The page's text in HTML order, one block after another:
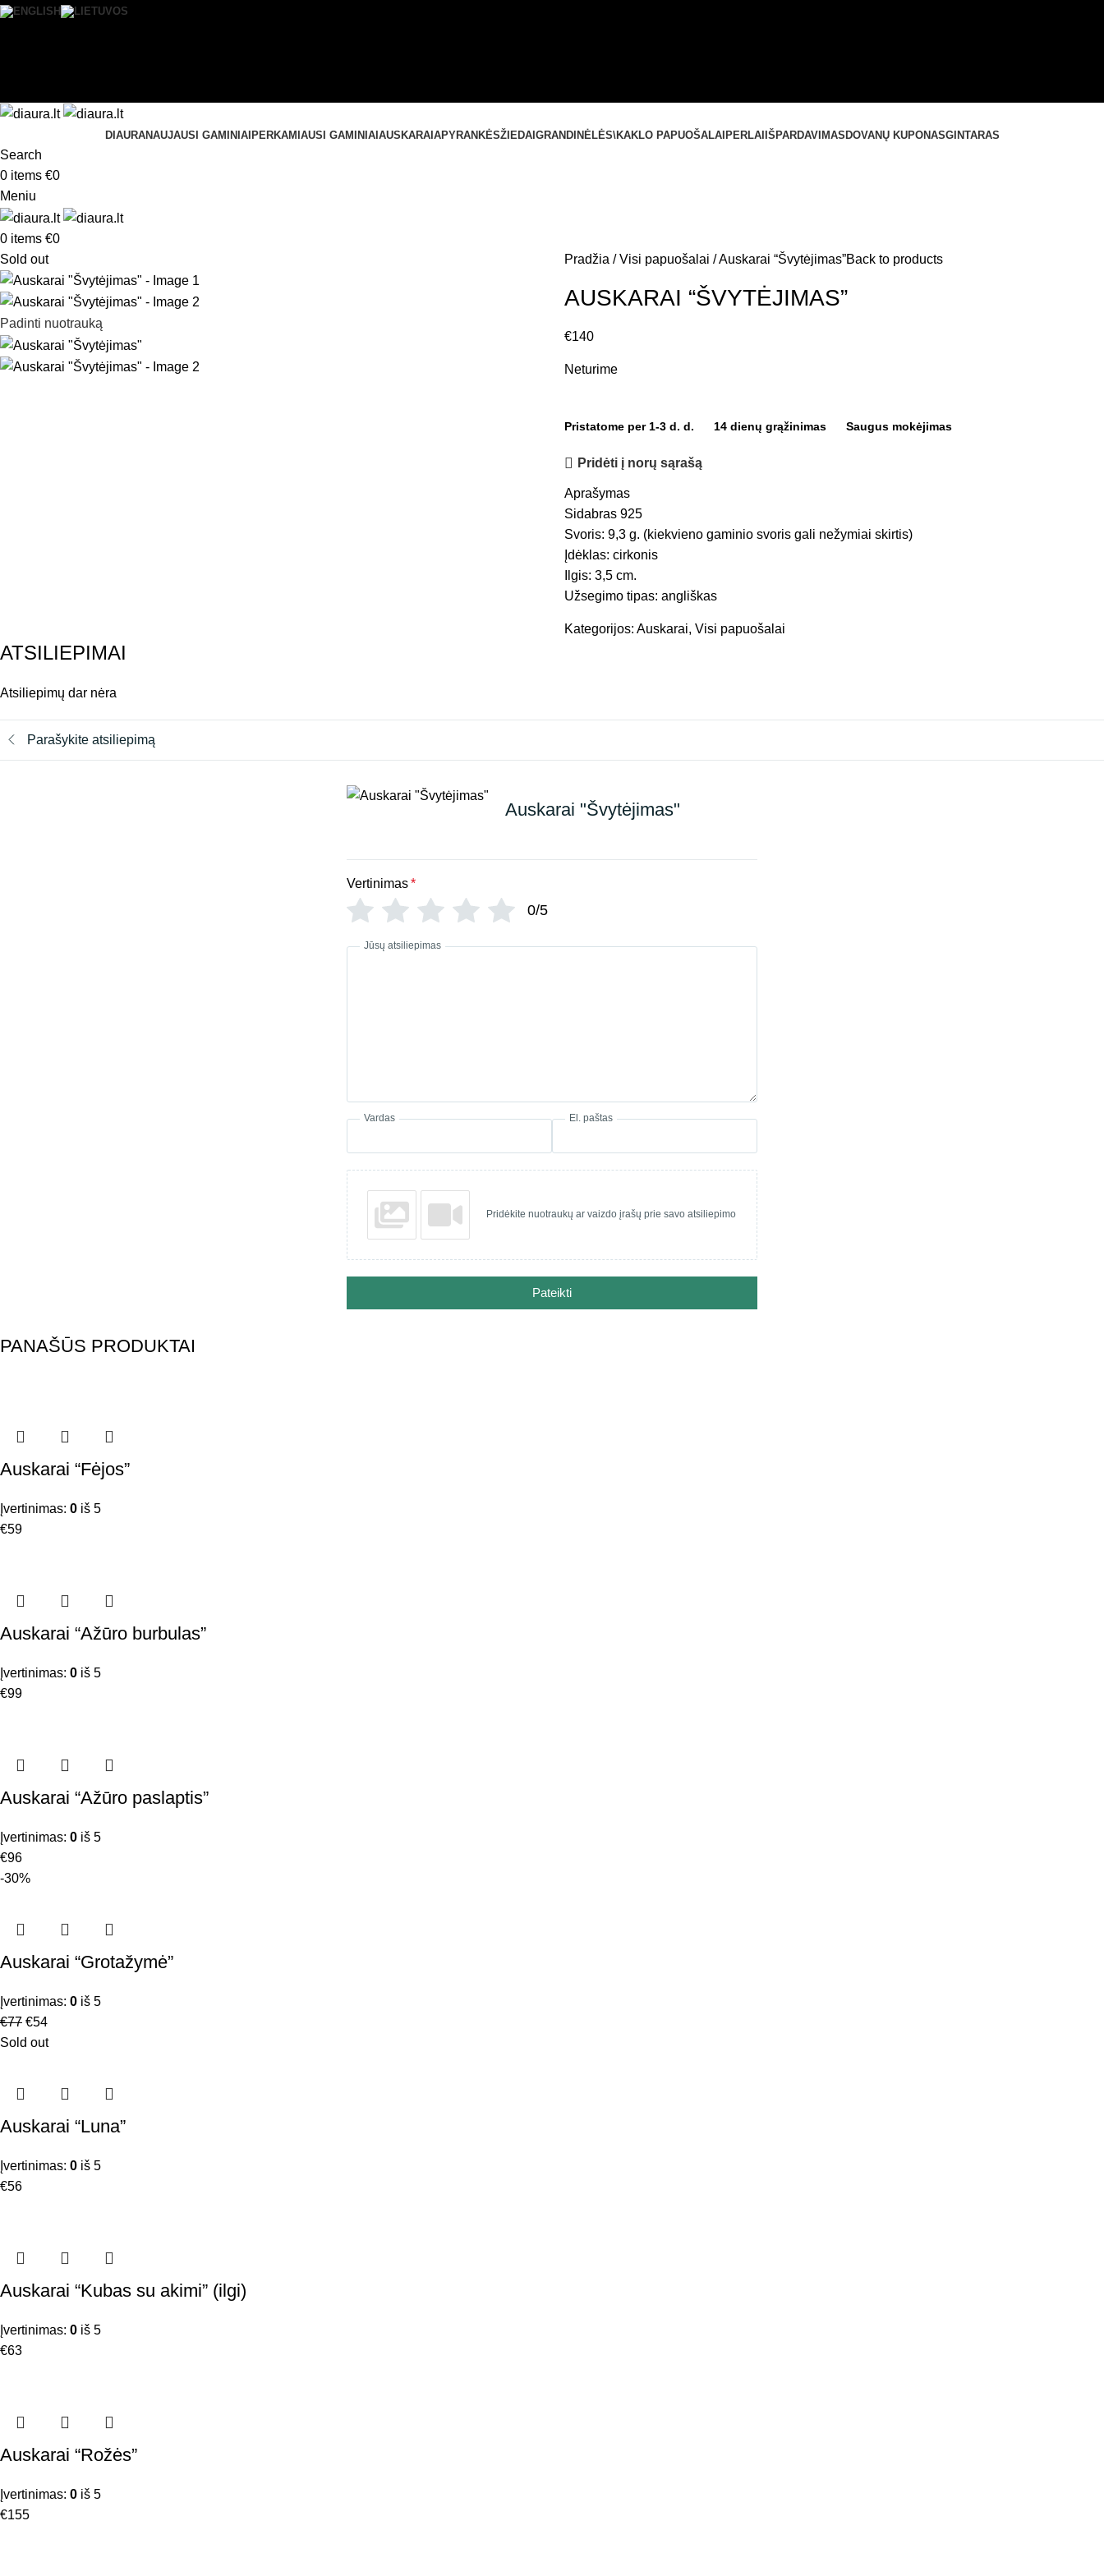
DIAURANAUJAUSI GAMINIAI PERKAMIAUSI GAMINIAI AUSKARAI APYRANKĖSŽIEDAI GRANDINĖLĖS\KAKLO PAPUOŠALAI PERLAI IŠPARDAVIMAS DOVANŲ KUPONASGINTARAS
Search
0 items €0
Meniu
0 items €0
Sold out
Padinti nuotrauką
Pradžia Visi papuošalai Auskarai “Švytėjimas”Back to products
AUSKARAI “ŠVYTĖJIMAS”
€140
Neturime
Pristatome per 1-3 d. d. 14 dienų grąžinimas Saugus mokėjimas
Pridėti į norų sąrašą
Aprašymas
Sidabras 925
Svoris: 9,3 g. (kiekvieno gaminio svoris gali nežymiai skirtis)
Įdėklas: cirkonis
Ilgis: 3,5 cm.
Užsegimo tipas: angliškas
Kategorijos: Auskarai, Visi papuošalai
ATSILIEPIMAI
Atsiliepimų dar nėra
Parašykite atsiliepimą
Auskarai "Švytėjimas"
Vertinimas*
0/5
Jūsų atsiliepimas
Vardas El. paštas
Pridėkite nuotraukų ar vaizdo įrašų prie savo atsiliepimo
Pateikti
PANAŠŪS PRODUKTAI
Auskarai “Fėjos”
Įvertinimas: 0 iš 5
€59
Auskarai “Ažūro burbulas”
Įvertinimas: 0 iš 5
€99
Auskarai “Ažūro paslaptis”
Įvertinimas: 0 iš 5
€96
-30%
Auskarai “Grotažymė”
Įvertinimas: 0 iš 5
€77 €54
Sold out
Auskarai “Luna”
Įvertinimas: 0 iš 5
€56
Auskarai “Kubas su akimi” (ilgi)
Įvertinimas: 0 iš 5
€63
Auskarai “Rožės”
Įvertinimas: 0 iš 5
€155